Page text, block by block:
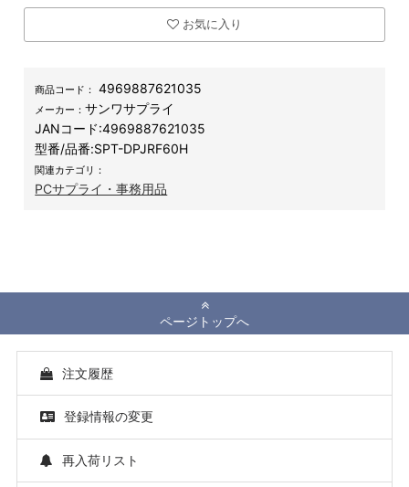
お気に入り
商品コード： 4969887621035
メーカー：サンワサプライ
JANコード:4969887621035
型番/品番:SPT-DPJRF60H
関連カテゴリ：
PCサプライ・事務用品
ページトップへ
注文履歴
登録情報の変更
再入荷リスト